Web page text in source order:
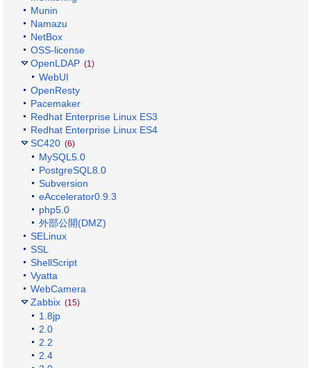
Munin
Namazu
NetBox
OSS-license
OpenLDAP (1)
WebUI
OpenResty
Pacemaker
Redhat Enterprise Linux ES3
Redhat Enterprise Linux ES4
SC420 (6)
MySQL5.0
PostgreSQL8.0
Subversion
eAccelerator0.9.3
php5.0
外部公開(DMZ)
SELinux
SSL
ShellScript
Vyatta
WebCamera
Zabbix (15)
1.8jp
2.0
2.2
2.4